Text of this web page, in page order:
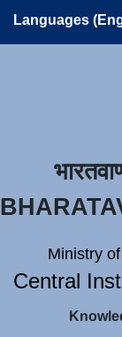
Languages
Ministry
Central